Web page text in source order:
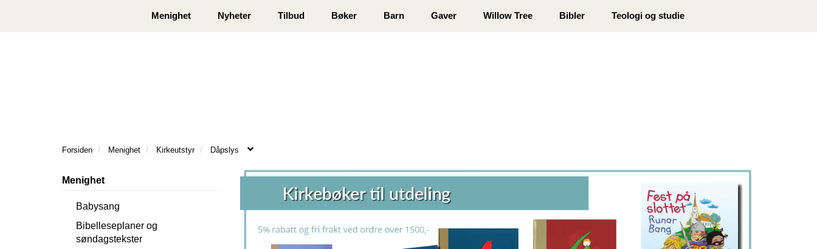
Åpningstider Logg inn eller registrer deg Min side Infosenter
Menighet Nyheter Tilbud Bøker Barn Gaver Willow Tree Bibler Teologi og studie
Forsiden Menighet Kirkeutstyr Dåpslys
Menighet
Babysang
Bibelleseplaner og
søndagstekster